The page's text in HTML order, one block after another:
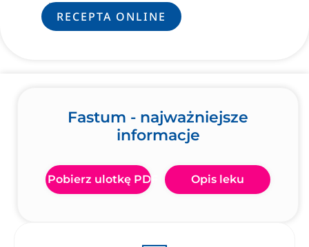
leczenie.
RECEPTA ONLINE
Fastum - najważniejsze
informacje
Pobierz ulotkę PDF Opis leku